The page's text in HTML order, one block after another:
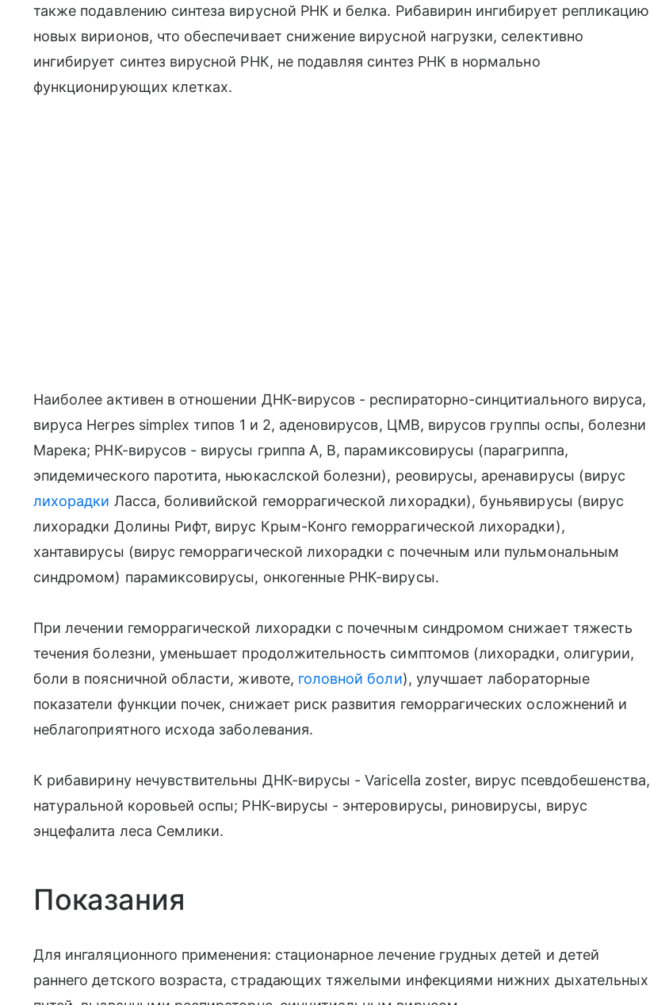
также подавлению синтеза вирусной РНК и белка. Рибавирин ингибирует репликацию
новых вирионов, что обеспечивает снижение вирусной нагрузки, селективно
ингибирует синтез вирусной РНК, не подавляя синтез РНК в нормально
функционирующих клетках.
Наиболее активен в отношении ДНК-вирусов - респираторно-синцитиального вируса,
вируса Herpes simplex типов 1 и 2, аденовирусов, ЦМВ, вирусов группы оспы, болезни
Марека; РНК-вирусов - вирусы гриппа А, В, парамиксовирусы (парагриппа,
эпидемического паротита, ньюкаслской болезни), реовирусы, аренавирусы (вирус
лихорадки Ласса, боливийской геморрагической лихорадки), буньявирусы (вирус
лихорадки Долины Рифт, вирус Крым-Конго геморрагической лихорадки),
хантавирусы (вирус геморрагической лихорадки с почечным или пульмональным
синдромом) парамиксовирусы, онкогенные РНК-вирусы.
При лечении геморрагической лихорадки с почечным синдромом снижает тяжесть
течения болезни, уменьшает продолжительность симптомов (лихорадки, олигурии,
боли в поясничной области, животе, головной боли), улучшает лабораторные
показатели функции почек, снижает риск развития геморрагических осложнений и
неблагоприятного исхода заболевания.
К рибавирину нечувствительны ДНК-вирусы - Varicella zoster, вирус псевдобешенства,
натуральной коровьей оспы; РНК-вирусы - энтеровирусы, риновирусы, вирус
энцефалита леса Семлики.
Показания
Для ингаляционного применения: стационарное лечение грудных детей и детей
раннего детского возраста, страдающих тяжелыми инфекциями нижних дыхательных